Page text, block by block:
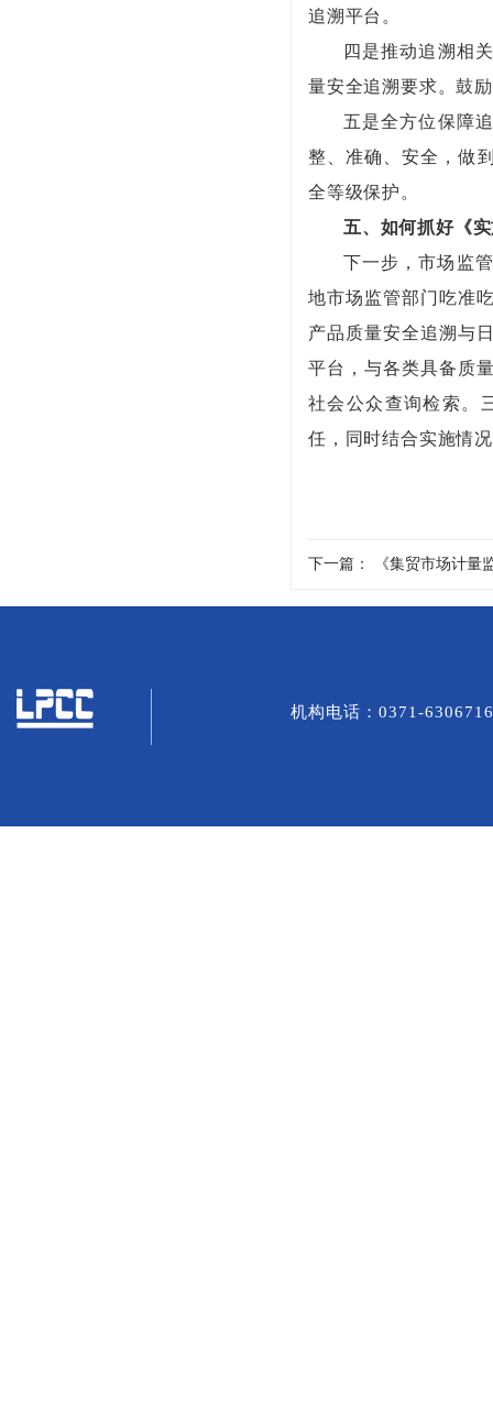
追溯平台。
四是推动追溯相
量安全追溯要求。鼓
五是全方位保障
整、准确、安全，做
全等级保护。
五、如何抓好《
下一步，市场监
地市场监管部门吃准
产品质量安全追溯与
平台，与各类具备质
社会公众查询检索。
任，同时结合实施情
下一篇： 《集贸市场计量
机构电话：0371-